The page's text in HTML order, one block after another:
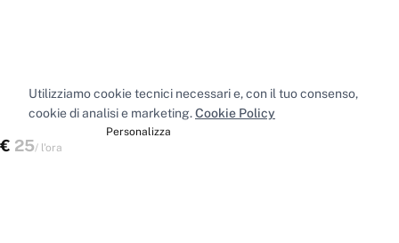
€ 25/ l'ora
Utilizziamo cookie tecnici necessari e, con il tuo consenso,
cookie di analisi e marketing.Cookie Policy
Personalizza